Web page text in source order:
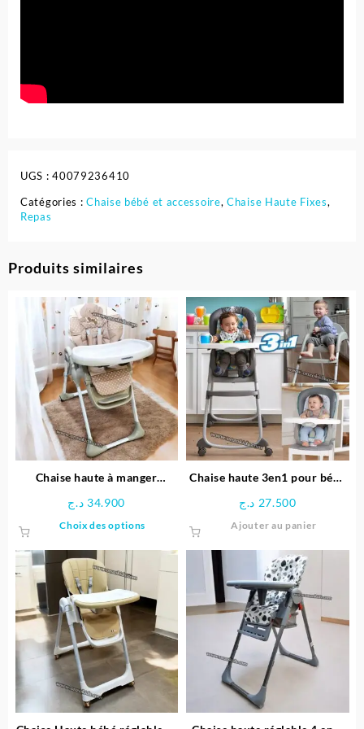
UGS :40079236410
Catégories :Chaise bébé et accessoire,Chaise Haute Fixes,
Repas
Produits similaires
Chaise haute à manger
34.900 د.ج
Choix des options
plusieurs
Les
options
peuvent
être
choisies
la
Chaise haute 3en1 pour bébé
27.500 د.ج
Ajouter au panier